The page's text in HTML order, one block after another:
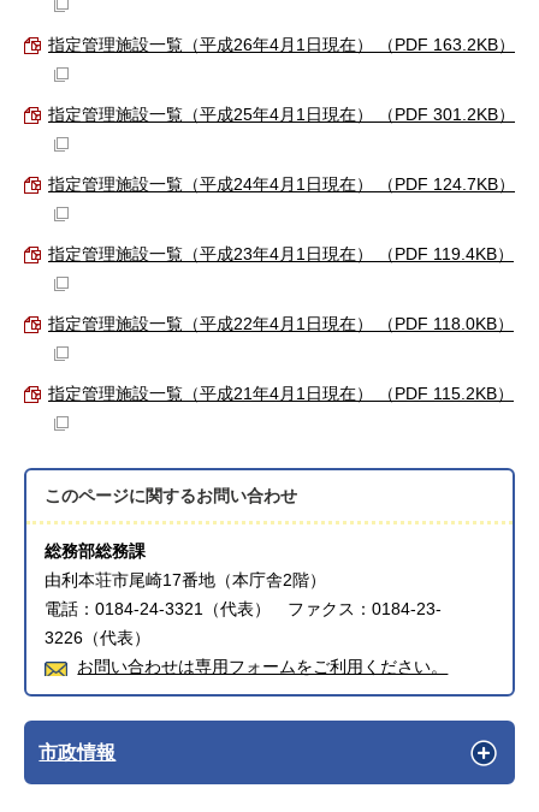
指定管理施設一覧（平成26年4月1日現在） （PDF 163.2KB）
指定管理施設一覧（平成25年4月1日現在） （PDF 301.2KB）
指定管理施設一覧（平成24年4月1日現在） （PDF 124.7KB）
指定管理施設一覧（平成23年4月1日現在） （PDF 119.4KB）
指定管理施設一覧（平成22年4月1日現在） （PDF 118.0KB）
指定管理施設一覧（平成21年4月1日現在） （PDF 115.2KB）
このページに関するお問い合わせ
総務部総務課
由利本荘市尾崎17番地（本庁舎2階）
電話：0184-24-3321（代表） ファクス：0184-23-
3226（代表）
お問い合わせは専用フォームをご利用ください。
市政情報